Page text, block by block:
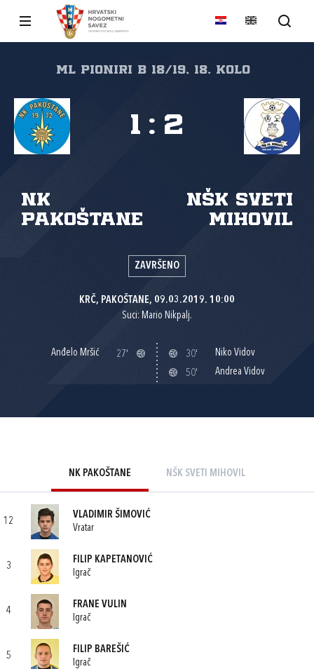
ml pioniri B 18/19, 18. kolo
NK
Pakoštane
NŠK Sveti
Mihovil
1 : 2
ZAVRŠENO
KRČ, PAKOŠTANE, 09.03.2019. 10:00
Suci: Mario Nikpalj.
Anđelo Mršić 27' 30'
Niko Vidov
50'
Andrea Vidov
NK PAKOŠTANE NŠK SVETI MIHOVIL
12
VLADIMIR ŠIMOVIĆ
Vratar
3
FILIP KAPETANOVIĆ
Igrač
4
FRANE VULIN
Igrač
5
FILIP BAREŠIĆ
Igrač